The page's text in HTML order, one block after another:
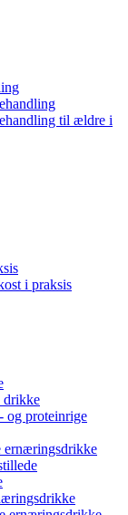
til ældre i
i praksis
drikke
og proteinrige
ernæringsdrikke